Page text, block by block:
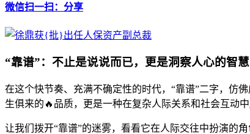
微信扫一扫：分享
“靠谱”：不止是说说而已，更是洞察人心的智慧
在这个快节奏、充满不确定性的时代，“靠谱”二字，仿
生俱来的🔥品质，更是一种在复杂人际关系和社会互动
让我们拨开“靠谱”的迷雾，看看它在人际交往中扮演的